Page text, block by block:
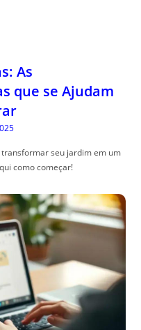
As
que se Ajudam
seu jardim em um
como começar!